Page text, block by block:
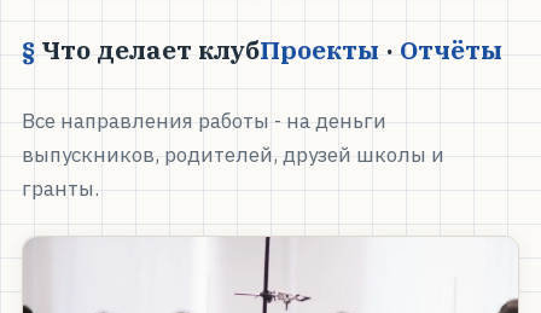
Что делает клубПроекты · Отчёты
Все направления работы - на деньги
выпускников, родителей, друзей школы и
гранты.